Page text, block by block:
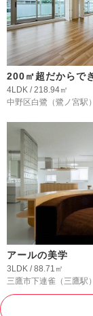
200㎡超だからで
4LDK / 218.94㎡
中野区白鷺 （鷺ノ宮駅）
アールの美学
3LDK / 88.71㎡
三鷹市下連雀 （三鷹駅）